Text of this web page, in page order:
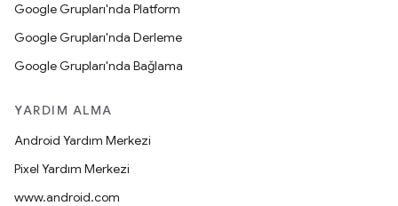
Google Grupları'nda Platform
Google Grupları'nda Derleme
Google Grupları'nda Bağlama
YARDIM ALMA
Android Yardım Merkezi
Pixel Yardım Merkezi
www.android.com